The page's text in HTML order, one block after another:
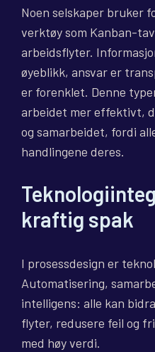
Noen selskaper bruker
verktøy som Kanban-
arbeidsflyter.
øyeblikk, ansvar er
er forenklet. Denne
arbeidet mer effektivt,
og samarbeidet, fordi
handlingene deres.
kraftig spak
I prosessdesign er
Automatisering,
intelligens: alle kan
flyter, redusere feil og
med høy verdi.